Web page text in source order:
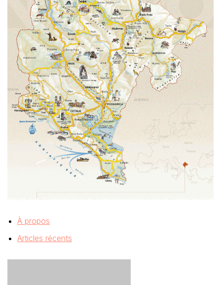
À propos
Articles récents